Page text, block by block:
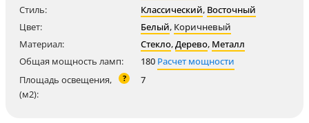
Стиль:
Классический, Восточный
Цвет:
Белый, Коричневый
Материал:
Стекло,Дерево, Металл
Общая мощность ламп:
180 Расчет мощности
Площадь освещения,
(м2):
? 7